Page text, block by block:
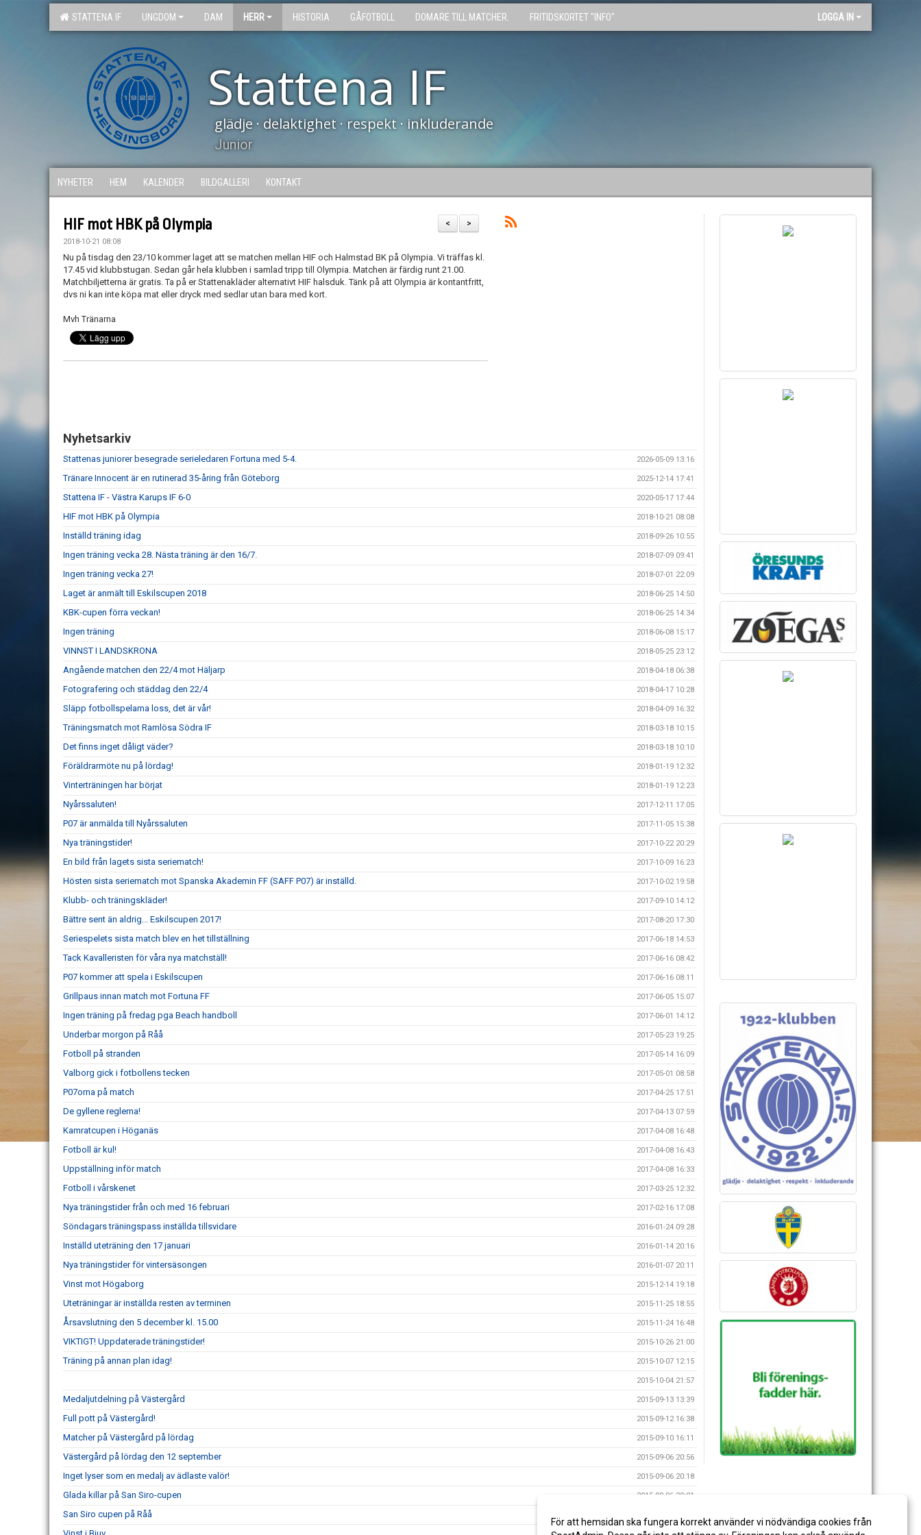
STATTENA IF UNGDOM DAM HERR HISTORIA GÅFOTBOLL DOMARE TILL MATCHER. FRITIDSKORTET "INFO" LOGGA IN
Stattena IF
glädje · delaktighet · respekt · inkluderande
Junior
NYHETER HEM KALENDER BILDGALLERI KONTAKT
>
<
HIF mot HBK på Olympia
2018-10-21 08:08
Nu på tisdag den 23/10 kommer laget att se matchen mellan HIF och Halmstad BK på Olympia. Vi träffas kl.
17.45 vid klubbstugan. Sedan går hela klubben i samlad tripp till Olympia. Matchen är färdig runt 21.00.
Matchbiljetterna är gratis. Ta på er Stattenakläder alternativt HIF halsduk. Tänk på att Olympia är kontantfritt,
dvs ni kan inte köpa mat eller dryck med sedlar utan bara med kort.
Mvh Tränarna
Nyhetsarkiv
Stattenas juniorer besegrade serieledaren Fortuna med 5-4. 2026-05-09 13:16
Tränare Innocent är en rutinerad 35-åring från Göteborg 2025-12-14 17:41
Stattena IF - Västra Karups IF 6-0 2020-05-17 17:44
HIF mot HBK på Olympia 2018-10-21 08:08
Inställd träning idag 2018-09-26 10:55
Ingen träning vecka 28. Nästa träning är den 16/7. 2018-07-09 09:41
Ingen träning vecka 27! 2018-07-01 22:09
Laget är anmält till Eskilscupen 2018 2018-06-25 14:50
KBK-cupen förra veckan! 2018-06-25 14:34
Ingen träning 2018-06-08 15:17
VINNST I LANDSKRONA 2018-05-25 23:12
Angående matchen den 22/4 mot Häljarp 2018-04-18 06:38
Fotografering och städdag den 22/4 2018-04-17 10:28
Släpp fotbollspelarna loss, det är vår! 2018-04-09 16:32
Träningsmatch mot Ramlösa Södra IF 2018-03-18 10:15
Det finns inget dåligt väder? 2018-03-18 10:10
Föräldrarmöte nu på lördag! 2018-01-19 12:32
Vinterträningen har börjat 2018-01-19 12:23
Nyårssaluten! 2017-12-11 17:05
P07 är anmälda till Nyårssaluten 2017-11-05 15:38
Nya träningstider! 2017-10-22 20:29
En bild från lagets sista seriematch! 2017-10-09 16:23
Hösten sista seriematch mot Spanska Akademin FF (SAFF P07) är inställd. 2017-10-02 19:58
Klubb- och träningskläder! 2017-09-10 14:12
Bättre sent än aldrig... Eskilscupen 2017! 2017-08-20 17:30
Seriespelets sista match blev en het tillställning 2017-06-18 14:53
Tack Kavalleristen för våra nya matchställ! 2017-06-16 08:42
P07 kommer att spela i Eskilscupen 2017-06-16 08:11
Grillpaus innan match mot Fortuna FF 2017-06-05 15:07
Ingen träning på fredag pga Beach handboll 2017-06-01 14:12
Underbar morgon på Råå 2017-05-23 19:25
Fotboll på stranden 2017-05-14 16:09
Valborg gick i fotbollens tecken 2017-05-01 08:58
P07orna på match 2017-04-25 17:51
De gyllene reglerna! 2017-04-13 07:59
Kamratcupen i Höganäs 2017-04-08 16:48
Fotboll är kul! 2017-04-08 16:43
Uppställning inför match 2017-04-08 16:33
Fotboll i vårskenet 2017-03-25 12:32
Nya träningstider från och med 16 februari 2017-02-16 17:08
Söndagars träningspass inställda tillsvidare 2016-01-24 09:28
Inställd uteträning den 17 januari 2016-01-14 20:16
Nya träningstider för vintersäsongen 2016-01-07 20:11
Vinst mot Högaborg 2015-12-14 19:18
Uteträningar är inställda resten av terminen 2015-11-25 18:55
Årsavslutning den 5 december kl. 15.00 2015-11-24 16:48
VIKTIGT! Uppdaterade träningstider! 2015-10-26 21:00
Träning på annan plan idag! 2015-10-07 12:15
2015-10-04 21:57
Medaljutdelning på Västergård 2015-09-13 13:39
Full pott på Västergård! 2015-09-12 16:38
Matcher på Västergård på lördag 2015-09-10 16:11
Västergård på lördag den 12 september 2015-09-06 20:56
Inget lyser som en medalj av ädlaste valör! 2015-09-06 20:18
Glada killar på San Siro-cupen 2015-09-06 20:01
San Siro cupen på Råå
För att hemsidan ska fungera korrekt använder vi nödvändiga cookies från